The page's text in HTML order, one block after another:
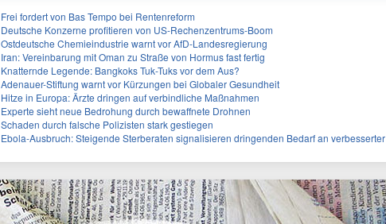
Frei fordert von Bas Tempo bei Rentenreform
Deutsche Konzerne profitieren von US-Rechenzentrums-Boom
Ostdeutsche Chemieindustrie warnt vor AfD-Landesregierung
Iran: Vereinbarung mit Oman zu Straße von Hormus fast fertig
Knatternde Legende: Bangkoks Tuk-Tuks vor dem Aus?
Adenauer-Stiftung warnt vor Kürzungen bei Globaler Gesundheit
Hitze in Europa: Ärzte dringen auf verbindliche Maßnahmen
Experte sieht neue Bedrohung durch bewaffnete Drohnen
Schaden durch falsche Polizisten stark gestiegen
Ebola-Ausbruch: Steigende Sterberaten signalisieren dringenden Bedarf an verbesserter Gesundheitsinfrastruktur